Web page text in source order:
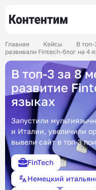
Главная Кейсы
В
развивали Fintech-блог на 4
В топ-3 за 8
развитие
языках
Запустили
и Италии, увеличили
вывели сайт в топ-3
FinTech
Немецкий